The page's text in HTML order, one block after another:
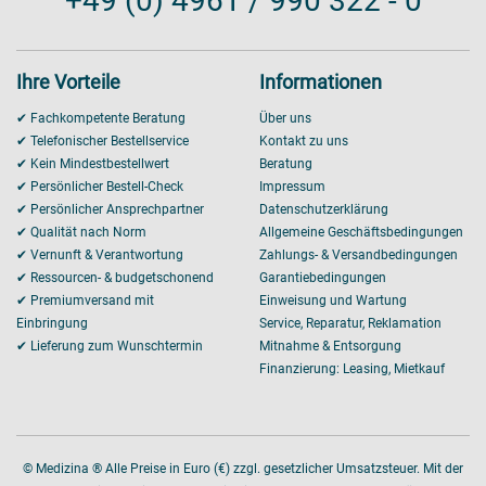
Ihre Vorteile
✔ Fachkompetente Beratung
✔ Telefonischer Bestellservice
✔ Kein Mindestbestellwert
✔ Persönlicher Bestell-Check
✔ Persönlicher Ansprechpartner
✔ Qualität nach Norm
✔ Vernunft & Verantwortung
✔ Ressourcen- & budgetschonend
✔ Premiumversand mit
Einbringung
✔ Lieferung zum Wunschtermin
Informationen
Über uns
Kontakt zu uns
Beratung
Impressum
Datenschutzerklärung
Allgemeine Geschäftsbedingungen
Zahlungs- & Versandbedingungen
Garantiebedingungen
Einweisung und Wartung
Service, Reparatur, Reklamation
Mitnahme & Entsorgung
Finanzierung: Leasing, Mietkauf
© Medizina ® Alle Preise in Euro (€) zzgl. gesetzlicher Umsatzsteuer. Mit der